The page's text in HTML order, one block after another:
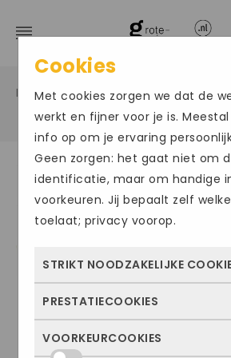
Home / Grote maten
Cookies
Met cookies zorgen we dat de
werkt en fijner voor je is.
info op om je ervaring
Geen zorgen: het gaat niet om
identificatie, maar om handige
voorkeuren. Jij bepaalt zelf
toelaat; privacy voorop.
STRIKT NOODZAKELIJKE
Deze cookies zorgen ervoor
kunnen niet worden uitgezet.
PRESTATIECOOKIES
Met deze cookies zien we hoe
VOORKEURCOOKIES